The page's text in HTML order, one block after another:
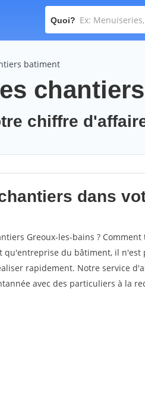
Quoi?
batiment
chiffre
dans
Greoux-les-bains ?
qu'entreprise du bâtiment, il
rapidement. Notre service
avec des particuliers à la